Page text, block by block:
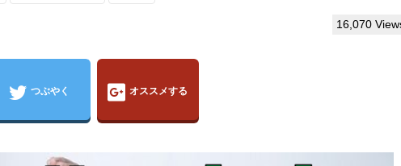
16,070
つぶやく オススメする